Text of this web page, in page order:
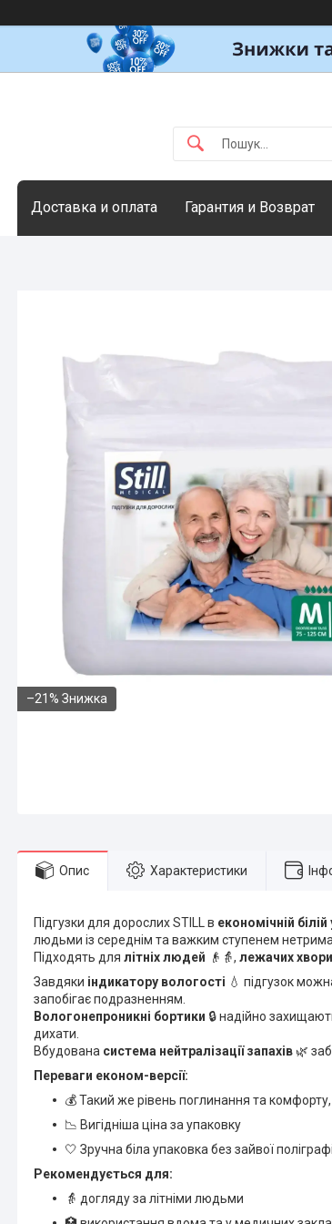
Доставка и оплата Гарантия и Возврат
–21%
Опис Характеристики
Підгузки для дорослих STILL в економічній білій
людьми із середнім та важким ступенем
Підходять для літніх людей 👴👵, лежачих
Завдяки індикатору вологості 💧 підгузок
запобігає подразненням.
Вологонепроникні бортики 🔒 надійно
дихати.
Вбудована система нейтралізації запахів🌿
Переваги економ-версії:
💰 Такий же рівень поглинання та комфорту,
📉 Вигідніша ціна за упаковку
🤍 Зручна біла упаковка без зайвої
Рекомендується для:
👵 догляду за літніми людьми